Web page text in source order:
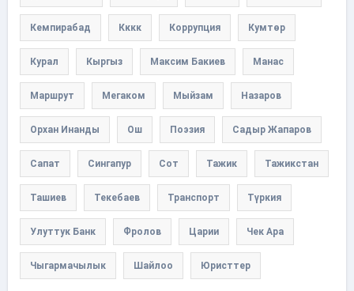
Кемпирабад Кккк Коррупция Кумтөр
Курал Кыргыз Максим Бакиев Манас
Маршрут Мегаком Мыйзам Назаров
Орхан Инанды Ош Поэзия Садыр Жапаров
Сапат Сингапур Сот Тажик Тажикстан
Ташиев Текебаев Транспорт Түркия
Улуттук Банк Фролов Царии Чек Ара
Чыгармачылык Шайлоо Юристтер